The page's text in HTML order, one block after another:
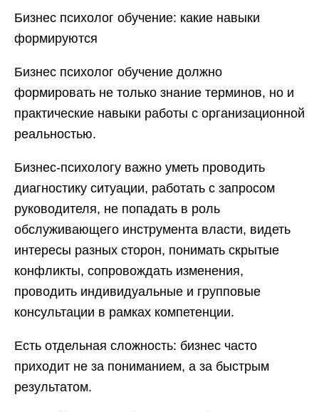
Бизнес психолог обучение: какие навыки
формируются
Бизнес психолог обучение должно
формировать не только знание терминов, но и
практические навыки работы с организационной
реальностью.
Бизнес-психологу важно уметь проводить
диагностику ситуации, работать с запросом
руководителя, не попадать в роль
обслуживающего инструмента власти, видеть
интересы разных сторон, понимать скрытые
конфликты, сопровождать изменения,
проводить индивидуальные и групповые
консультации в рамках компетенции.
Есть отдельная сложность: бизнес часто
приходит не за пониманием, а за быстрым
результатом.